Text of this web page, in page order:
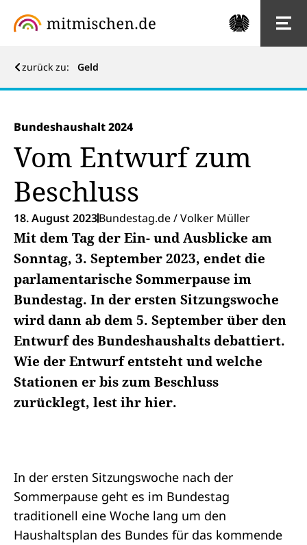
zurück zu: Geld
Bundeshaushalt 2024
Vom Entwurf zum
Beschluss
18. August 2023Bundestag.de / Volker Müller
Mit dem Tag der Ein- und Ausblicke am
Sonntag, 3. September 2023, endet die
parlamentarische Sommerpause im
Bundestag. In der ersten Sitzungswoche
wird dann ab dem 5. September über den
Entwurf des Bundeshaushalts debattiert.
Wie der Entwurf entsteht und welche
Stationen er bis zum Beschluss
zurücklegt, lest ihr hier.
In der ersten Sitzungswoche nach der
Sommerpause geht es im Bundestag
traditionell eine Woche lang um den
Haushaltsplan des Bundes für das kommende